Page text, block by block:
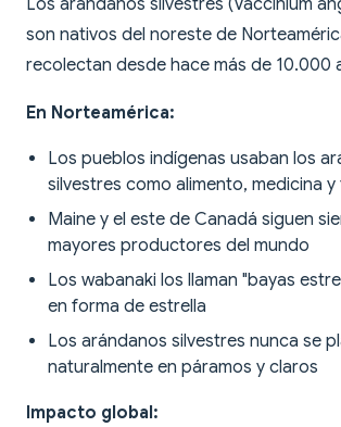
Los arándanos silvestres (Vaccinium
son nativos del noreste de
recolectan desde hace más de 10.000
En Norteamérica:
Los pueblos indígenas usaban los
silvestres como alimento, medicina
Maine y el este de Canadá siguen
mayores productores del mundo
Los wabanaki los llaman "bayas
en forma de estrella
Los arándanos silvestres nunca se
naturalmente en páramos y claros
Impacto global: